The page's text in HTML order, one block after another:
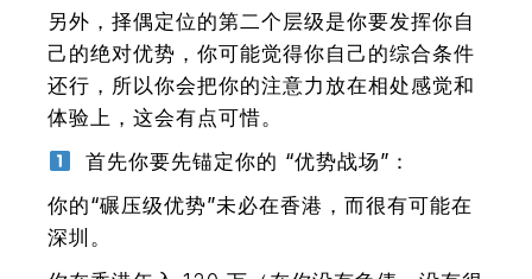
另外，择偶定位的第二个层级是你要发挥你自
己的绝对优势，你可能觉得你自己的综合条件
还行，所以你会把你的注意力放在相处感觉和
体验上，这会有点可惜。
首先你要先锚定你的 “优势战场”：
你的“碾压级优势”未必在香港，而很有可能在
深圳。